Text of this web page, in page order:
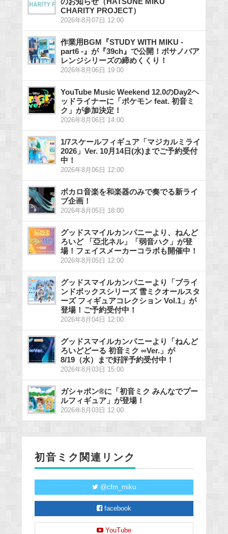
CHARITY PROJECT）
2026年8月07日 12:00
作業用BGM『STUDY WITH MIKU -
part6 -』が『39ch』で公開！ボサノバア
レンジシリーズの締めくくり！
2026年8月06日 19:00
YouTube Music Weekend 12.0のDay2ヘ
ッドライナーに「ポケモン feat. 初音ミ
ク」が参加決定！
2026年8月06日 14:00
1/7スケールフィギュア「マジカルミライ
2026」Ver. 10月14日(水)までご予約受付
中！
2026年8月06日 12:00
ボカロ音楽を和楽器のみで奏でる新ライ
ブ企画！
2026年8月05日 18:00
グッドスマイルカンパニーより、ねんど
ろいど 「亞北ネル」「弱音ハク」が登
場！フェイスメーカーコラボも開催中！
2026年8月05日 12:00
グッドスマイルカンパニーより「ブライ
ンドボックスシリーズ 雪ミクオールスタ
ーズ フィギュアコレクション Vol.1」が
登場！ご予約受付中！
2026年8月04日 12:00
グッドスマイルカンパニーより「ねんど
ろいどどーる 初音ミク ∞Ver.」が
8/19（水）まで好評予約受付中！
2026年8月03日 15:00
ガシャポン®に「初音ミク みんなでプー
ルフィギュア」が登場！
2026年8月03日 12:00
初音ミク関連リンク
@cfm_miku
facebook
YouTube